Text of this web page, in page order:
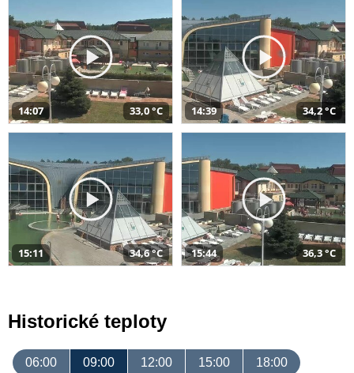
14:07 33,0 °C 14:39 34,2 °C
15:11 34,6 °C 15:44 36,3 °C
Historické teploty
06:00 09:00 12:00 15:00 18:00